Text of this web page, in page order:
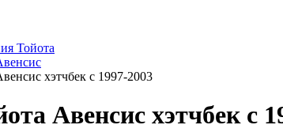
Тойота
хэтчбек с 1997-2003
Авенсис хэтчбек с